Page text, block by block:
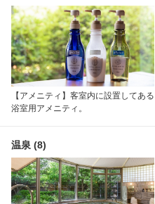
【アメニティ】客室内に設置してある
浴室用アメニティ。
温泉 (8)